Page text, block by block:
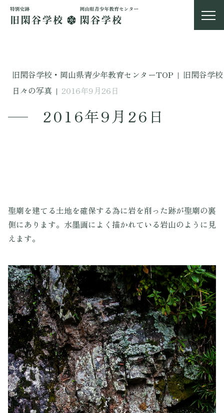
旧閑谷学校・岡山県青少年教育センターTOP | 旧閑谷学校
日々の写真 | 2016年9月26日
2016年9月26日
聖廟を建てる土地を確保する為に岩を削った跡が聖廟の裏
側にあります。水墨画によく描かれている岩山のように見
えます。